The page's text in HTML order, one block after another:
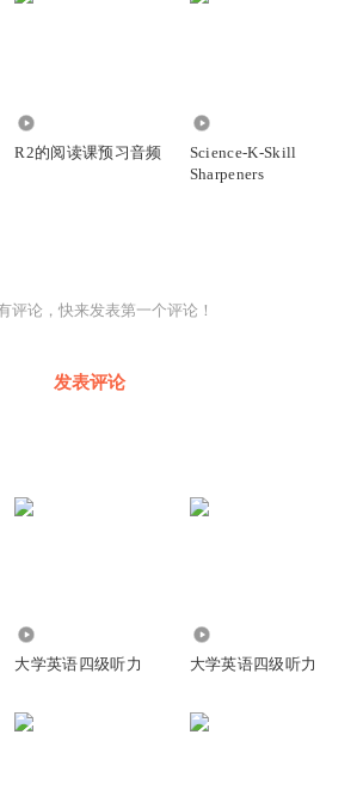
R2的阅读课预习音频
Science-K-Skill
Sharpeners
评论，快来发表第一个评论！
发表评论
大学英语四级听力 大学英语四级听力